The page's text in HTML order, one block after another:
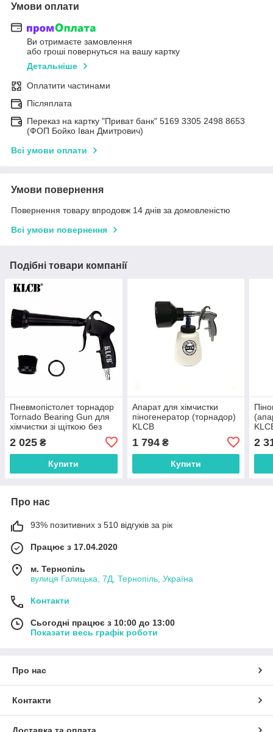
Умови оплати
Ви отримаєте замовлення
або гроші повернуться на вашу картку
Детальніше
Оплатити частинами
Післяплата
Переказ на картку "Приват банк" 5169 3305 2498 8653
(ФОП Бойко Іван Дмитрович)
Всі умови оплати
Умови повернення
Повернення товару впродовж 14 днів за домовленістю
Всі умови повернення
Подібні товари компанії
Пневмопістолет торнадор
Tornado Bearing Gun для
хімчистки зі щіткою без
бачка для хімії KLCB KA-
B011
2 025 ₴
Купити
Апарат для хімчистки
піногенератор (торнадор)
KLCB
1 794₴
Купити
2
Про нас
93% позитивних з 510 відгуків за рік
Працює з 17.04.2020
м. Тернопіль
вулиця Галицька, 7Д, Тернопіль, Україна
Контакти
Сьогодні працює з 10:00 до 13:00
Показати весь графік роботи
Про нас
Контакти